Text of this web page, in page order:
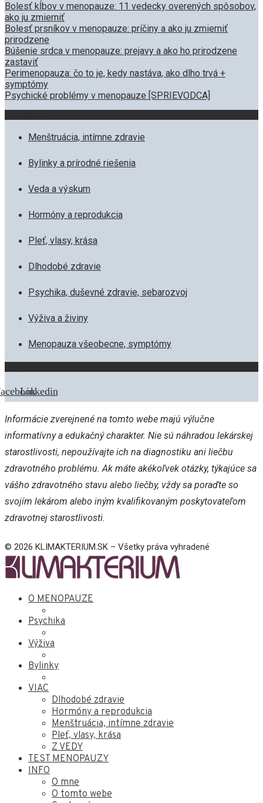
Bolesť kĺbov v menopauze: 11 vedecky overených spôsobov,
ako ju zmierniť
Bolesť prsníkov v menopauze: príčiny a ako ju zmierniť
prirodzene
Búšenie srdca v menopauze: prejavy a ako ho prirodzene
zastaviť
Perimenopauza: čo to je, kedy nastáva, ako dlho trvá +
symptómy
Psychické problémy v menopauze [SPRIEVODCA]
Menštruácia, intímne zdravie
Bylinky a prírodné riešenia
Veda a výskum
Hormóny a reprodukcia
Pleť, vlasy, krása
Dlhodobé zdravie
Psychika, duševné zdravie, sebarozvoj
Výživa a živiny
Menopauza všeobecne, symptómy
Linkedin
Informácie zverejnené na tomto webe majú výlučne
informatívny a edukačný charakter. Nie sú náhradou lekárskej
starostlivosti, nepoužívajte ich na diagnostiku ani liečbu
zdravotného problému. Ak máte akékoľvek otázky, týkajúce sa
vášho zdravotného stavu alebo liečby, vždy sa poraďte so
svojím lekárom alebo iným kvalifikovaným poskytovateľom
zdravotnej starostlivosti.
© 2026 KLIMAKTERIUM.SK – Všetky práva vyhradené
O MENOPAUZE
Psychika
Výživa
Bylinky
VIAC
Dlhodobé zdravie
Hormóny a reprodukcia
Menštruácia, intímne zdravie
Pleť, vlasy, krása
Z VEDY
TEST MENOPAUZY
INFO
O mne
O tomto webe